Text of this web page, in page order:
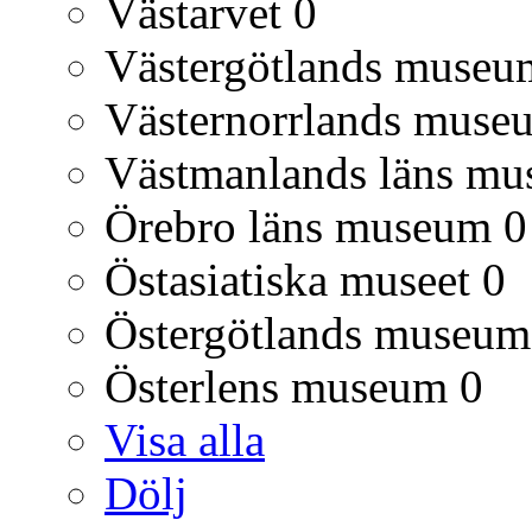
Västarvet 0
Västergötlands
Västernorrlands
Västmanlands läns
Örebro läns museum 0
Östasiatiska museet 0
Östergötlands museum
Österlens museum 0
Visa alla
Dölj